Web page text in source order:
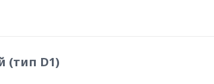
(тип D1)